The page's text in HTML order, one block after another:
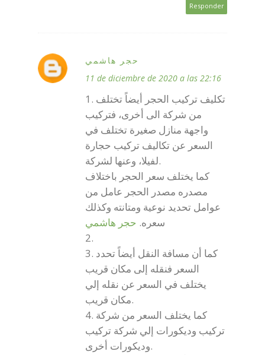
Responder
حجر هاشمي
11 de diciembre de 2020 a las 22:16
1. تكليف تركيب الحجر أيضاً تختلف
من شركة الى أخرى، فتركيب
واجهة منازل صغيرة تختلف في
السعر عن تكاليف تركيب حجارة
لفيلا، وعنها لشركة.
كما يختلف سعر الحجر باختلاف
مصدره مصدر الحجر عامل من
عوامل تحديد نوعية ومتانته وكذلك
سعره. حجر هاشمي
2.
3. كما أن مسافة النقل أيضاً تحدد
السعر فنقله إلى مكان قريب
يختلف في السعر عن نقله إلي
مكان قريب.
4. كما يختلف السعر من شركة
تركيب وديكورات إلي شركة تركيب
وديكورات أخرى.